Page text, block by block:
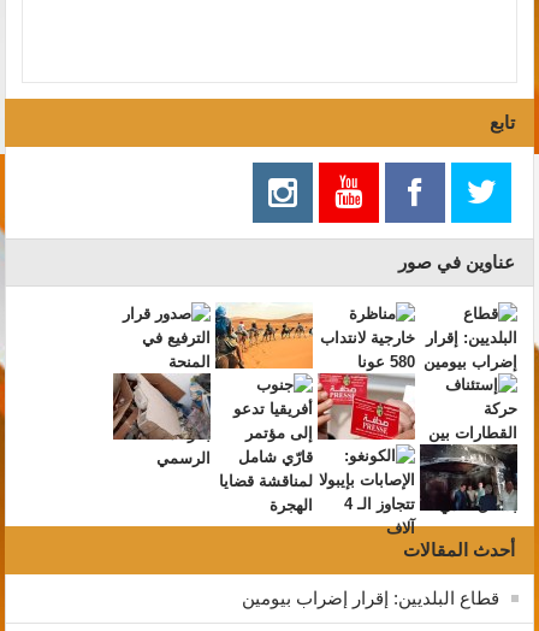
تابع
عناوين في صور
أحدث المقالات
قطاع البلديين: إقرار إضراب بيومين